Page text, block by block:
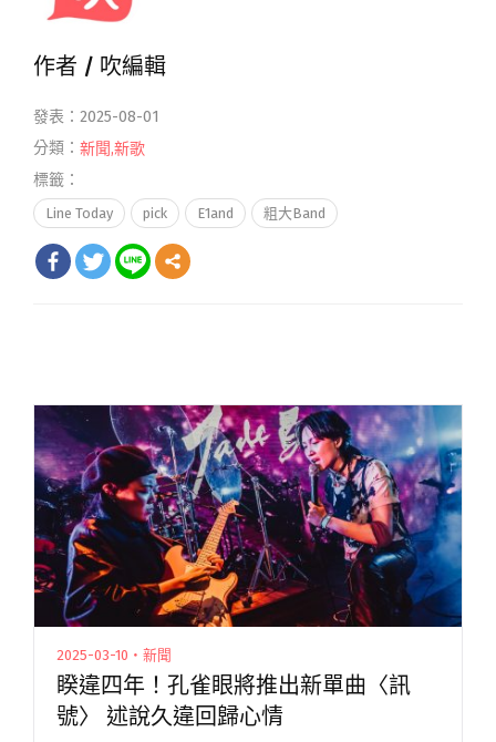
作者 / 吹編輯
發表：2025-08-01
分類： 新聞,新歌
標籤：
Line Today pick E1and 粗大Band
2025-03-10・新聞
睽違四年！孔雀眼將推出新單曲〈訊
號〉 述說久違回歸心情